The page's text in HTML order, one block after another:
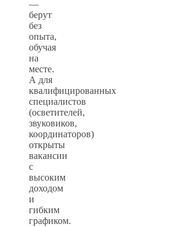
—
берут
без
опыта,
обучая
на
месте.
А для
квалифицированных
специалистов
(осветителей,
звуковиков,
координаторов)
открыты
вакансии
с
высоким
доходом
и
гибким
графиком.